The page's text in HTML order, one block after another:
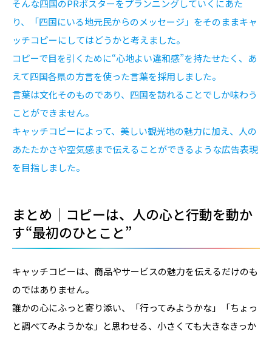
そんな四国のPRポスターをプランニングしていくにあた
り、「四国にいる地元民からのメッセージ」をそのままキャ
ッチコピーにしてはどうかと考えました。
コピーで目を引くために“心地よい違和感”を持たせたく、あ
えて四国各県の方言を使った言葉を採用しました。
言葉は文化そのものであり、四国を訪れることでしか味わう
ことができません。
キャッチコピーによって、美しい観光地の魅力に加え、人の
あたたかさや空気感まで伝えることができるような広告表現
を目指しました。
まとめ｜コピーは、人の心と行動を動か
す“最初のひとこと”
キャッチコピーは、商品やサービスの魅力を伝えるだけのも
のではありません。
誰かの心にふっと寄り添い、「行ってみようかな」「ちょっ
と調べてみようかな」と思わせる、小さくても大きなきっか